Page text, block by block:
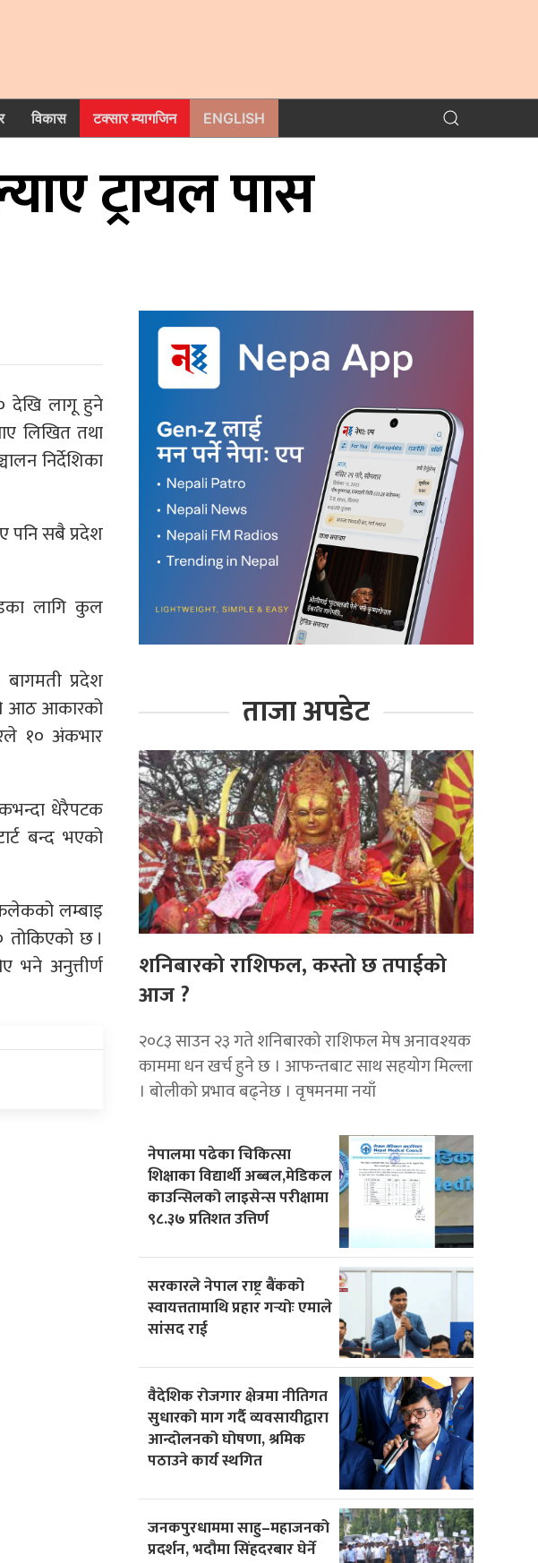
विकास टक्सार म्यागजिन ENGLISH
ट्रायल पास
देखि लागू हुने
लिखित तथा
निर्देशिका
पनि सबै प्रदेश
लागि कुल
प्रदेश
आठ आकारको
१० अंकभार
धेरैपटक
बन्द भएको
लम्बाइ
तोकिएको छ ।
भने अनुत्तीर्ण
ताजा अपडेट
शनिबारको राशिफल, कस्तो छ तपाईको
आज ?
२०८३ साउन २३ गते शनिबारको राशिफल मेष अनावश्यक
काममा धन खर्च हुने छ । आफन्तबाट साथ सहयोग मिल्ला
। बोलीको प्रभाव बढ्नेछ । वृषमनमा नयाँ
नेपालमा पढेका चिकित्सा
शिक्षाका विद्यार्थी अब्बल,मेडिकल
काउन्सिलको लाइसेन्स परीक्षामा
९८.३७ प्रतिशत उत्तिर्ण
सरकारले नेपाल राष्ट्र बैंकको
स्वायत्ततामाथि प्रहार गर्‍योः एमाले
सांसद राई
वैदेशिक रोजगार क्षेत्रमा नीतिगत
सुधारको माग गर्दै व्यवसायीद्वारा
आन्दोलनको घोषणा, श्रमिक
पठाउने कार्य स्थगित
जनकपुरधाममा साहु–महाजनको
प्रदर्शन, भदौमा सिंहदरबार घेर्ने